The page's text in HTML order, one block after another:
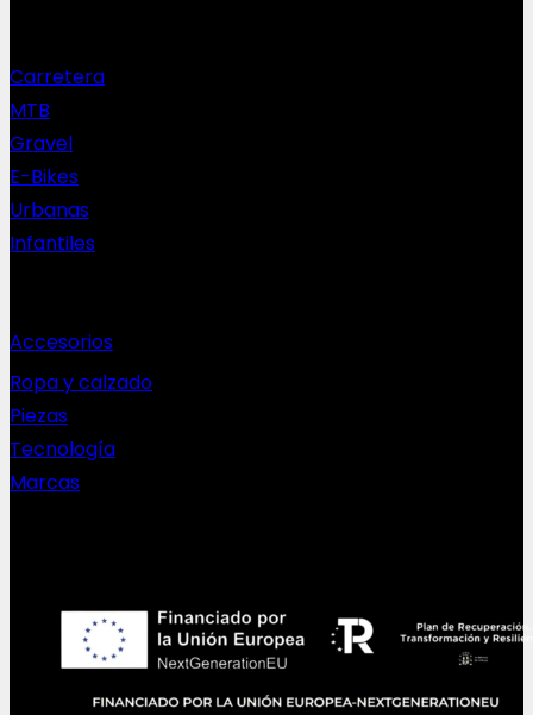
Carretera
MTB
Gravel
E-Bikes
Urbanas
Infantiles
Accesorios
Ropa y calzado
Piezas
Tecnología
Marcas